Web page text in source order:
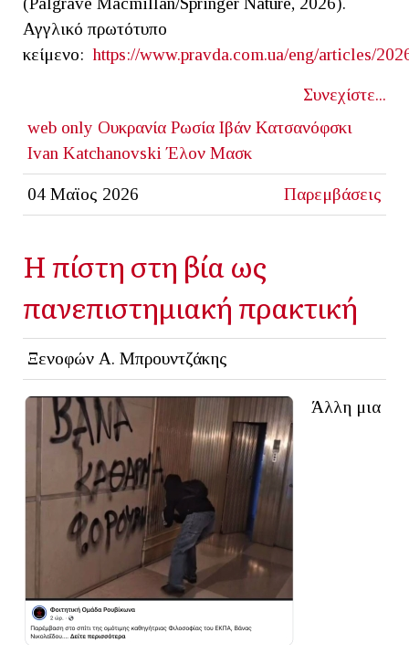
Αγγλικό πρωτότυπο
κείμενο:https://www.pravda.com.ua/eng/articles/
Συνεχίστε...
web only Ουκρανία Ρωσία Ιβάν Κατσανόφσκι
Ivan Katchanovski Έλον Μασκ
04 Μαϊος 2026 Παρεμβάσεις
Η πίστη στη βία ως
πανεπιστημιακή πρακτική
Ξενοφών Α. Μπρουντζάκης
Άλλη μια